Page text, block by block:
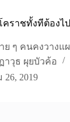
คราชทั้งทีต้องไ
ย ๆ คนคงวางแ
าวุธ ผุยบัวค้อ
2019